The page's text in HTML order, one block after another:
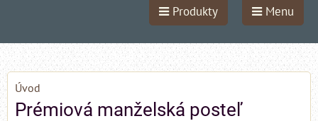
Produkty Menu
Úvod
Prémiová manželská posteľ